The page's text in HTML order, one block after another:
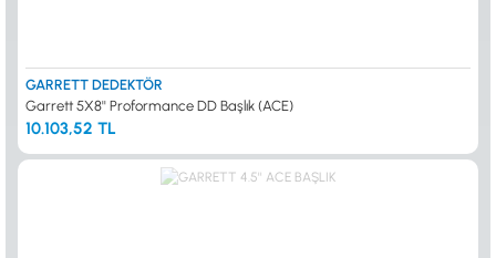
GARRETT DEDEKTÖR
Garrett 5X8'' Proformance DD Başlık (ACE)
10.103,52 TL